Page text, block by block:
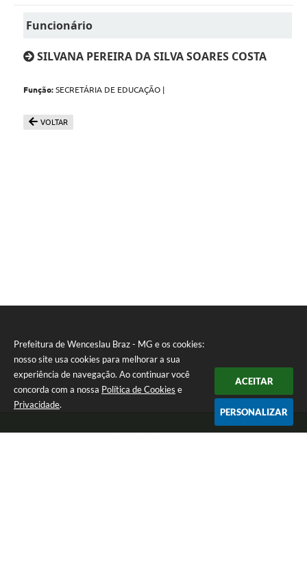
Prefeitura de Wenceslau Braz - MG e os cookies:
nosso site usa cookies para melhorar a sua
experiência de navegação. Ao continuar você
concorda com a nossa Política de Cookies e
Privacidade.
ACEITAR
PERSONALIZAR
Funcionário
SILVANA PEREIRA DA SILVA SOARES COSTA
Função: SECRETÁRIA DE EDUCAÇÃO |
VOLTAR
Telefone: (35) 99971-1768